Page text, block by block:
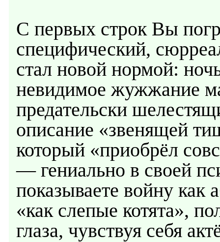
С первых строк Вы
специфический,
стал новой нормой:
невидимое жужжание
предательски
описание «звенящей
который «приобрёл
— гениально в своей
показываете войну как
«как слепые котята»,
глаза, чувствуя себя